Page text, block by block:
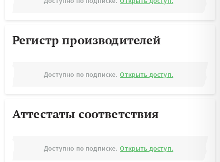
Регистр производителей
Доступно по подписке. Открыть доступ.
Аттестаты соответствия
Доступно по подписке. Открыть доступ.